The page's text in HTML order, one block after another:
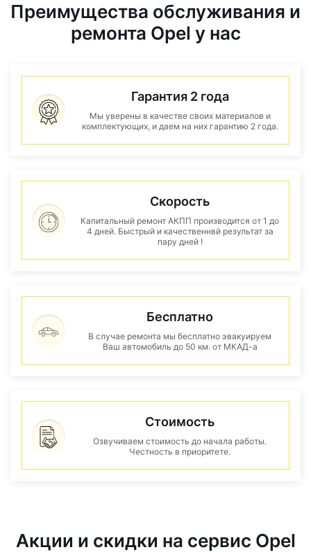
Преимущества обслуживания и
ремонта Opel у нас
Гарантия 2 года
Мы уверены в качестве своих материалов и
комплектующих, и даем на них гарантию 2 года.
Скорость
Капитальный ремонт АКПП производится от 1 до
4 дней. Быстрый и качественнвй результат за
пару дней !
Бесплатно
В случае ремонта мы бесплатно эвакуируем
Ваш автомобиль до 50 км. от МКАД-а
Стоимость
Озвучиваем стоимость до начала работы.
Честность в приоритете.
Акции и скидки на сервис Opel